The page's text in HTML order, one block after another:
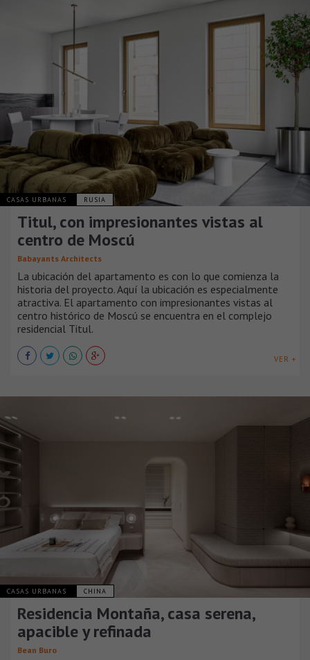
CASAS URBANAS RUSIA
Titul, con impresionantes vistas al
centro de Moscú
Babayants Architects
La ubicación del apartamento es con lo que comienza la
historia del proyecto. Aquí la ubicación es especialmente
atractiva. El apartamento con impresionantes vistas al
centro histórico de Moscú se encuentra en el complejo
residencial Titul.
VER +
CASAS URBANAS CHINA
Residencia Montaña, casa serena,
apacible y refinada
Bean Buro